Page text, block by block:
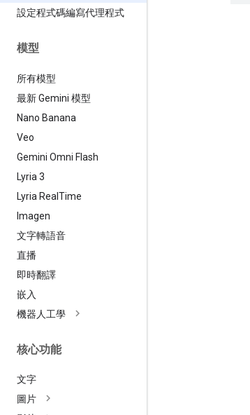
設定程式碼編寫代理程式
模型
所有模型
最新 Gemini 模型
Nano Banana
Veo
Gemini Omni Flash
Lyria 3
Lyria Real Time
Imagen
文字轉語音
直播
即時翻譯
嵌入
機器人工學
核心功能
文字
圖片